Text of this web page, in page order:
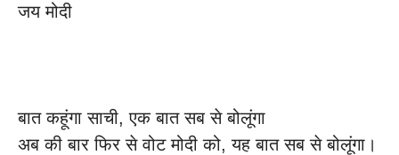
जय मोदी
बात कहूंगा साची, एक बात सब से बोलूंगा
अब की बार फिर से वोट मोदी को, यह बात सब से बोलूंगा।